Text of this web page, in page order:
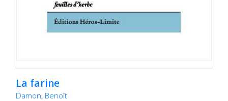
La farine
Damon, Benoît